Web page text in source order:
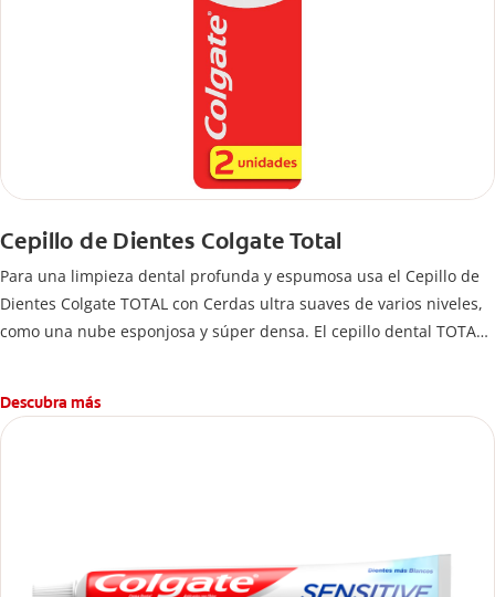
Cepillo de Dientes Colgate Total
Para una limpieza dental profunda y espumosa usa el Cepillo de
Dientes Colgate TOTAL con Cerdas ultra suaves de varios niveles,
como una nube esponjosa y súper densa. El cepillo dental TOTAL
Descubra más